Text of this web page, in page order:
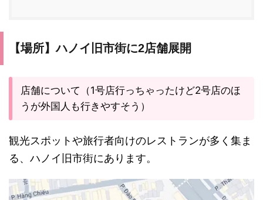
【場所】ハノイ旧市街に2店舗展開
店舗について（1号店行っちゃったけど2号店のほ
うが外国人も行きやすそう）
観光スポットや旅行者向けのレストランが多く集ま
る、ハノイ旧市街にあります。